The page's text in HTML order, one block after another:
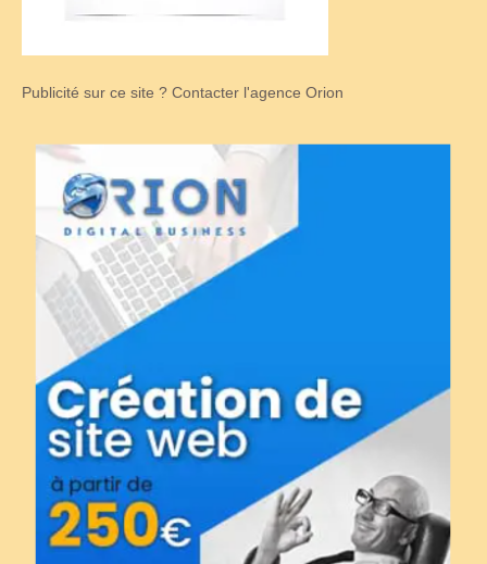
Publicité sur ce site ? Contacter l'agence Orion